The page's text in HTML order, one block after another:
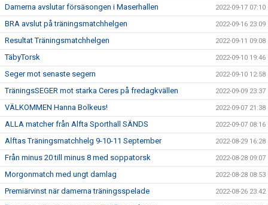
Damerna avslutar försäsongen i Maserhallen 2022-09-17 07:10
BRA avslut på träningsmatchhelgen 2022-09-16 23:09
Resultat Träningsmatchhelgen 2022-09-11 09:08
TäbyTorsk 2022-09-10 19:46
Seger mot senaste segern 2022-09-10 12:58
TräningsSEGER mot starka Ceres på fredagkvällen 2022-09-09 23:37
VÄLKOMMEN Hanna Bolkeus! 2022-09-07 21:38
ALLA matcher från Alfta Sporthall SÄNDS 2022-09-07 08:16
Alftas Träningsmatchhelg 9-10-11 September 2022-08-29 16:28
Från minus 20 till minus 8 med soppatorsk 2022-08-28 09:07
Morgonmatch med ungt damlag 2022-08-28 08:53
Premiärvinst när damerna träningsspelade 2022-08-26 23:42